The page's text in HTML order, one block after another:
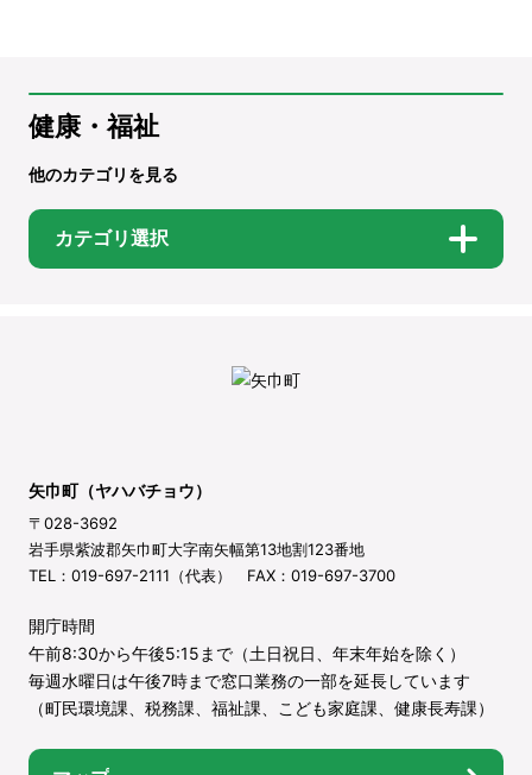
健康・福祉
他のカテゴリを見る
カテゴリ選択
矢巾町（ヤハバチョウ）
〒028-3692
岩手県紫波郡矢巾町大字南矢幅第13地割123番地
TEL：019-697-2111（代表） FAX：019-697-3700
開庁時間
午前8:30から午後5:15まで（土日祝日、年末年始を除く）
毎週水曜日は午後7時まで窓口業務の一部を延長しています
（町民環境課、税務課、福祉課、こども家庭課、健康長寿課）